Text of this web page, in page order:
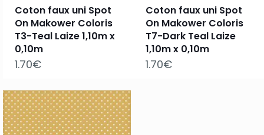
Coton faux uni Spot
On Makower Coloris
T3-Teal Laize 1,10m x
0,10m
1.70€
Coton faux uni Spot
On Makower Coloris
T7-Dark Teal Laize
1,10m x 0,10m
1.70€